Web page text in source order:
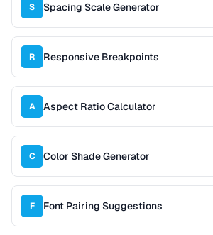
S Spacing Scale Generator
R Responsive Breakpoints
A Aspect Ratio Calculator
C Color Shade Generator
F Font Pairing Suggestions